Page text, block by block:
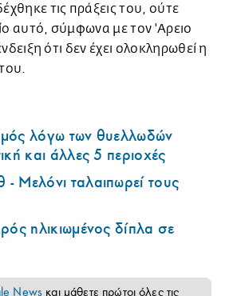
τις πράξεις του, ούτε
αυτό, σύμφωνα με τον 'Αρειο
ότι δεν έχει ολοκληρωθεί η
λόγω των θυελλωδών
και άλλες 5 περιοχές
Μελόνι ταλαιπωρεί τους
ηλικιωμένος δίπλα σε
News και μάθετε πρώτοι όλες τις